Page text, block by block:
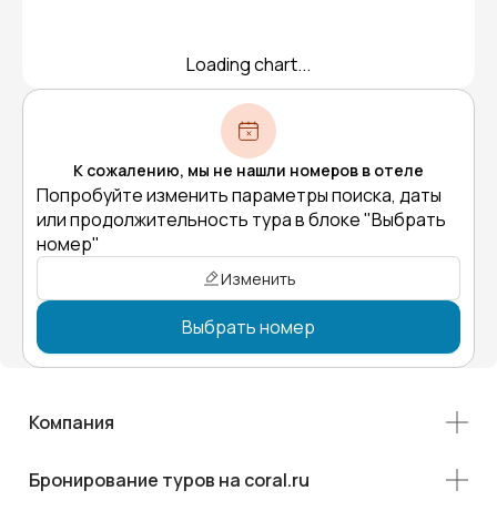
Loading chart...
К сожалению, мы не нашли номеров в отеле
Попробуйте изменить параметры поиска, даты
или продолжительность тура в блоке "Выбрать
номер"
Изменить
Выбрать номер
Компания
Бронирование туров на coral.ru